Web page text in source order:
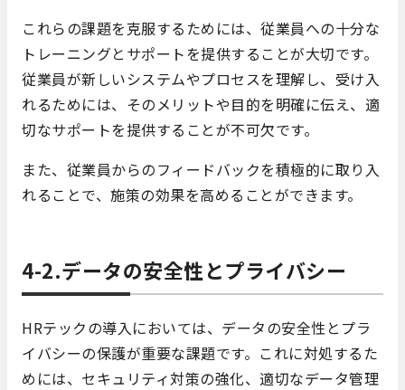
これらの課題を克服するためには、従業員への十分な
トレーニングとサポートを提供することが大切です。
従業員が新しいシステムやプロセスを理解し、受け入
れるためには、そのメリットや目的を明確に伝え、適
切なサポートを提供することが不可欠です。
また、従業員からのフィードバックを積極的に取り入
れることで、施策の効果を高めることができます。
4-2.データの安全性とプライバシー
HRテックの導入においては、データの安全性とプラ
イバシーの保護が重要な課題です。これに対処するた
めには、セキュリティ対策の強化、適切なデータ管理